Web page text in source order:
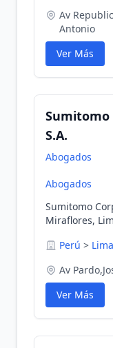
Av
Antonio
Ver Más
Sumitomo
S.A.
Abogados
Abogados
Sumitomo
Miraflores,
Perú > Lima
Av
Ver Más